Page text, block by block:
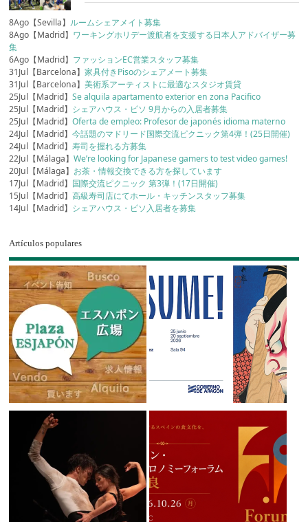
8Ago【Sevilla】 ルームシェアメイト募集
8Ago【Madrid】 ワーキングホリデー渡航者を支援する日本人アドバイザー募
集
6Ago【Madrid】 ファッションEC営業スタッフ募集
31Jul【Barcelona】家具付きPisoのシェアメート募集
31Jul【Barcelona】美術系アーティストに最適なスタジオ賃貸
25Jul【Madrid】Se alquila apartamento exterior en zona Pacifico
25Jul【Madrid】 シェアハウス・ピソ 9月からの入居者募集
25Jul【Madrid】Oferta de empleo: Profesor de japonés idioma materno
24Jul【Madrid】今話題のマドリード国際交流ピクニック第4弾！(25日開催)
24Jul【Madrid】寿司を握れる方募集
22Jul【Málaga】We’re looking for Japanese gamers to test video games!
20Jul【Málaga】 お茶・情報交換できる方を探しています
17Jul【Madrid】 国際交流ピクニック 第3弾！(17日開催)
15Jul【Madrid】高級寿司店にてホール・キッチンスタッフ募集
14Jul【Madrid】 シェアハウス・ピソ入居者を募集
Artículos populares